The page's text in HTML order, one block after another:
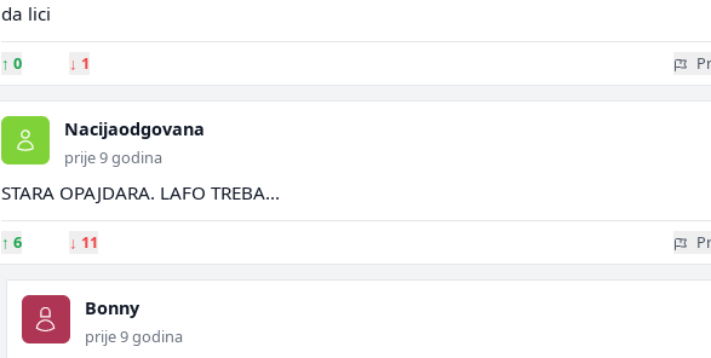
da lici
↑ 0 ↓ 1
Nacijaodgovana
prije 9 godina
STARA OPAJDARA. LAFO TREBA...
↑ 6 ↓ 11
Bonny
prije 9 godina